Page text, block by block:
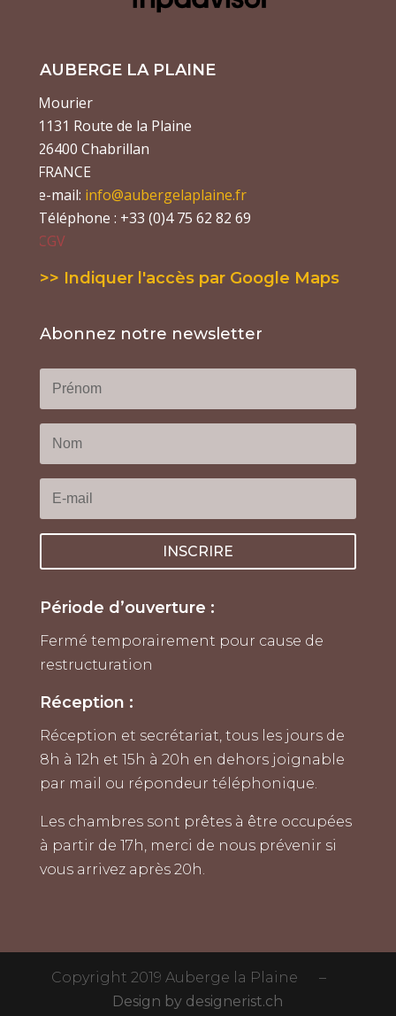
AUBERGE LA PLAINE
Mourier
1131 Route de la Plaine
26400 Chabrillan
FRANCE
e-mail: info@aubergelaplaine.fr
Téléphone : +33 (0)4 75 62 82 69
CGV
>> Indiquer l'accès par Google Maps
Abonnez notre newsletter
INSCRIRE
Période d’ouverture :
Fermé temporairement pour cause de
restructuration
Réception :
Réception et secrétariat, tous les jours de
8h à 12h et 15h à 20h en dehors joignable
par mail ou répondeur téléphonique.
Les chambres sont prêtes à être occupées
à partir de 17h, merci de nous prévenir si
vous arrivez après 20h.
Copyright 2019 Auberge la Plaine –
Design by designerist.ch